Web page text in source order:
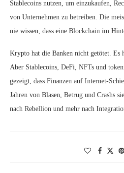
Stablecoins nutzen, um einzukaufen,
von Unternehmen zu betreiben. Die
nie wissen, dass eine Blockchain im
Krypto hat die Banken nicht getötet. Es
Aber Stablecoins, DeFi, NFTs und
gezeigt, dass Finanzen auf
Jahren von Blasen, Betrug und Crashs
nach Rebellion und mehr nach